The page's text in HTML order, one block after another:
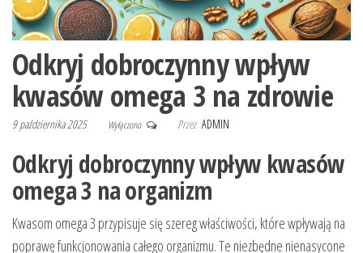
Odkryj dobroczynny wpływ
kwasów omega 3 na zdrowie
9 października 2025 Wyłączono Przez ADMIN
Odkryj dobroczynny wpływ kwasów
omega 3 na organizm
Kwasom omega 3 przypisuje się szereg właściwości, które wpływają na
poprawę funkcjonowania całego organizmu. Te niezbędne nienasycone